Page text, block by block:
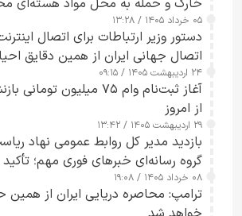
خارک و حمله به محل مواد هسته‌ای
۰۵ خرداد ۱۴۰۵ / ۱۳:۲۸
دستور وزیر ارتباطات برای اتصال
اتصال جهانی ایران از همین دقایق
کامل مردم تا ۲۴ ساعت آینده
۲۴ اردیبهشت ۱۴۰۵ / ۰۹:۱۵
آغاز ثبت‌نام وام ۷۵ میلیون
از امروز
۲۹ اردیبهشت ۱۴۰۵ / ۱۳:۴۲
بازدید مدیر کل روابط عمومی نهاد
گروه رسانه‌ای خبرهای فوری مهم؛
رسانه‌های هوشمند و مسئول در ارتقای
۰۸ خرداد ۱۴۰۵ / ۱۹:۰۸
ترامپ: محاصره دریایی ایران از همین